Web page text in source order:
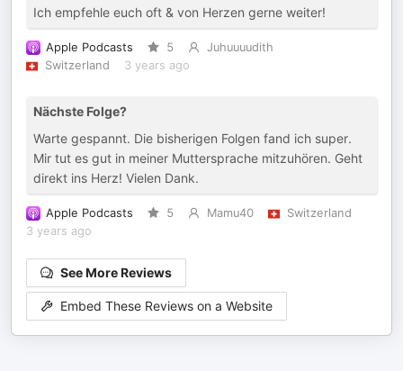
Ich empfehle euch oft & von Herzen gerne weiter!
Apple Podcasts 5
Juhuuuudith
Switzerland
3 years ago
Nächste Folge?
Warte gespannt. Die bisherigen Folgen fand ich super.
Mir tut es gut in meiner Muttersprache mitzuhören. Geht
direkt ins Herz! Vielen Dank.
Apple Podcasts 5 Mamu40
Switzerland
3 years ago
See More Reviews
Embed These Reviews on a Website